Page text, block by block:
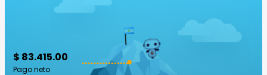
$ 83.415.00
Pago neto